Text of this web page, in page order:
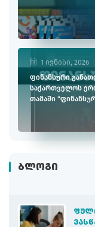
1 ივნისი, 2026
ფინანსური
საქართველოს
თამაში
ᲑᲚᲝᲒᲘ